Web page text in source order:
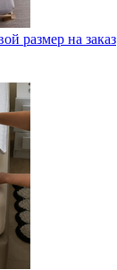
размер на заказ